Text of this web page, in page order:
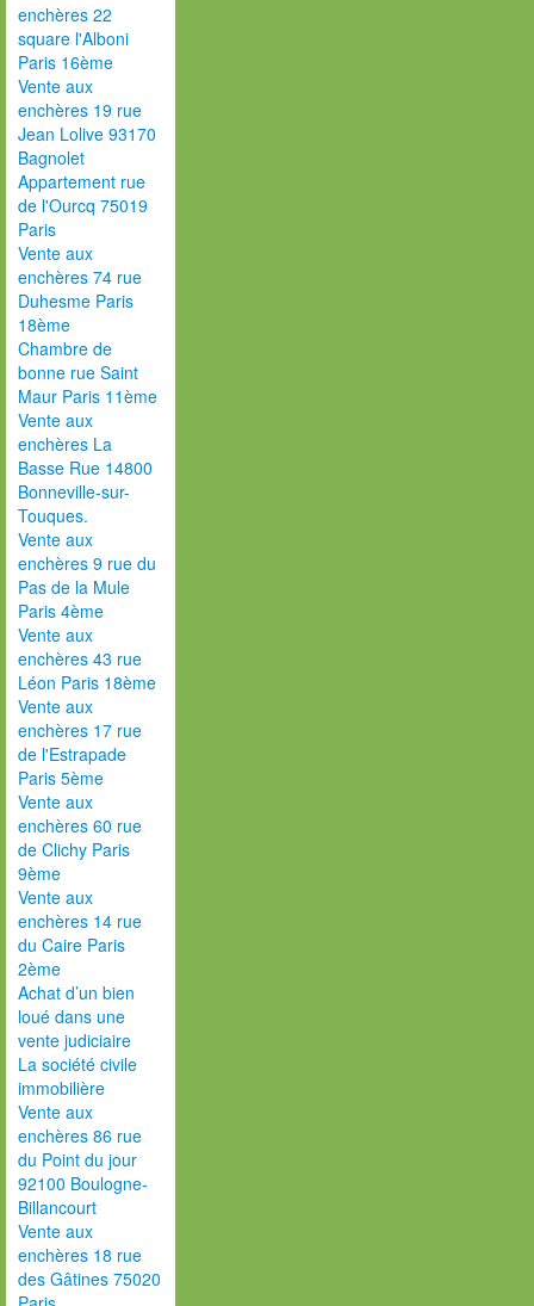
enchères 22
square l'Alboni
Paris 16ème
Vente aux
enchères 19 rue
Jean Lolive 93170
Bagnolet
Appartement rue
de l'Ourcq 75019
Paris
Vente aux
enchères 74 rue
Duhesme Paris
18ème
Chambre de
bonne rue Saint
Maur Paris 11ème
Vente aux
enchères La
Basse Rue 14800
Bonneville-sur-
Touques.
Vente aux
enchères 9 rue du
Pas de la Mule
Paris 4ème
Vente aux
enchères 43 rue
Léon Paris 18ème
Vente aux
enchères 17 rue
de l'Estrapade
Paris 5ème
Vente aux
enchères 60 rue
de Clichy Paris
9ème
Vente aux
enchères 14 rue
du Caire Paris
2ème
Achat d’un bien
loué dans une
vente judiciaire
La société civile
immobilière
Vente aux
enchères 86 rue
du Point du jour
92100 Boulogne-
Billancourt
Vente aux
enchères 18 rue
des Gâtines 75020